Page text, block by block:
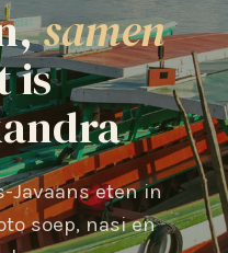
samen
is
Javaans eten in
soep, nasi en